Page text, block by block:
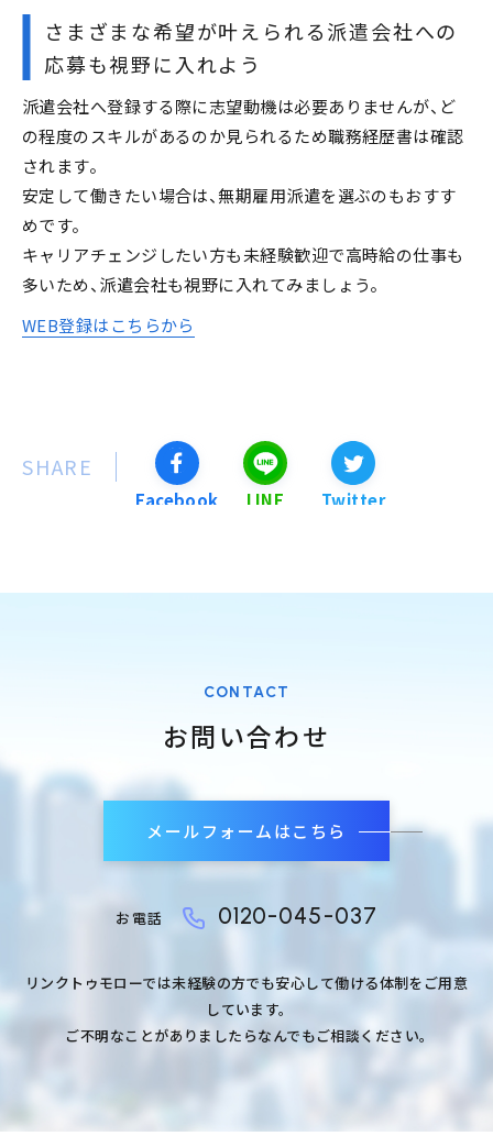
さまざまな希望が叶えられる派遣会社への
応募も視野に入れよう
派遣会社へ登録する際に志望動機は必要ありませんが、ど
の程度のスキルがあるのか見られるため職務経歴書は確認
されます。
安定して働きたい場合は、無期雇用派遣を選ぶのもおすす
めです。
キャリアチェンジしたい方も未経験歓迎で高時給の仕事も
多いため、派遣会社も視野に入れてみましょう。
WEB登録はこちらから
SHARE
Facebook LINE Twitter
CONTACT
お問い合わせ
メールフォームはこちら
お電話 0120-045-037
リンクトゥモローでは未経験の方でも安心して働ける体制をご用意
しています。
ご不明なことがありましたらなんでもご相談ください。